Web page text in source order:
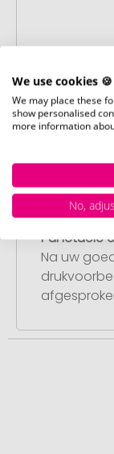
U
dit heeft
Stap 4:
Punctuele
Na uw
We use cookies 🍪
We may place these
show personalised
more information
No,